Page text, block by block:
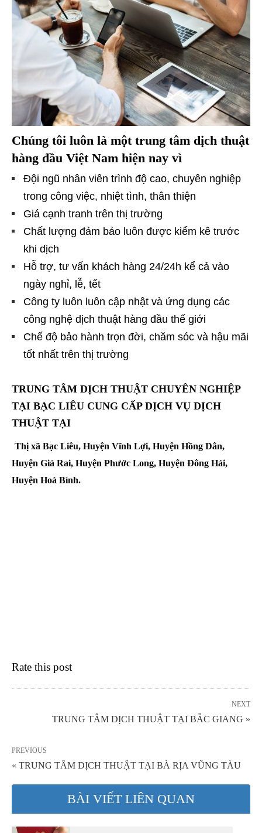
Chúng tôi luôn là một trung tâm dịch thuật
hàng đầu Việt Nam hiện nay vì
Đội ngũ nhân viên trình độ cao, chuyên nghiệp
trong công việc, nhiệt tình, thân thiện
Giá cạnh tranh trên thị trường
Chất lượng đảm bảo luôn được kiểm kê trước
khi dịch
Hỗ trợ, tư vấn khách hàng 24/24h kể cả vào
ngày nghỉ, lễ, tết
Công ty luôn luôn cập nhật và ứng dụng các
công nghệ dịch thuật hàng đầu thế giới
Chế độ bảo hành trọn đời, chăm sóc và hậu mãi
tốt nhất trên thị trường
TRUNG TÂM DỊCH THUẬT CHUYÊN NGHIỆP
TẠI BẠC LIÊU CUNG CẤP DỊCH VỤ DỊCH
THUẬT TẠI
Thị xã Bạc Liêu, Huyện Vĩnh Lợi, Huyện Hồng Dân,
Huyện Giá Rai, Huyện Phước Long, Huyện Đông Hải,
Huyện Hoà Bình.
Rate this post
NEXT
TRUNG TÂM DỊCH THUẬT TẠI BẮC GIANG »
PREVIOUS
« TRUNG TÂM DỊCH THUẬT TẠI BÀ RỊA VŨNG TÀU
BÀI VIẾT LIÊN QUAN